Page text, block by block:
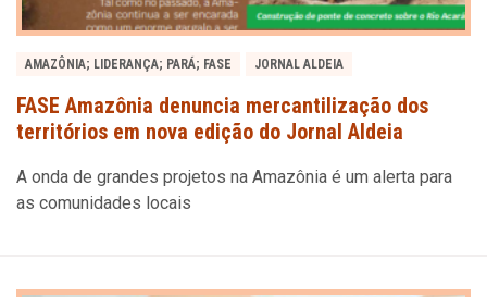
AMAZÔNIA; LIDERANÇA; PARÁ; FASE JORNAL ALDEIA
FASE Amazônia denuncia mercantilização dos
territórios em nova edição do Jornal Aldeia
A onda de grandes projetos na Amazônia é um alerta para
as comunidades locais